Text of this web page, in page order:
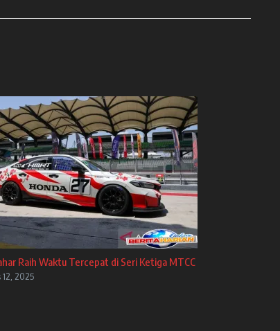
Raih Waktu Tercepat di Seri Ketiga MTCC
2025